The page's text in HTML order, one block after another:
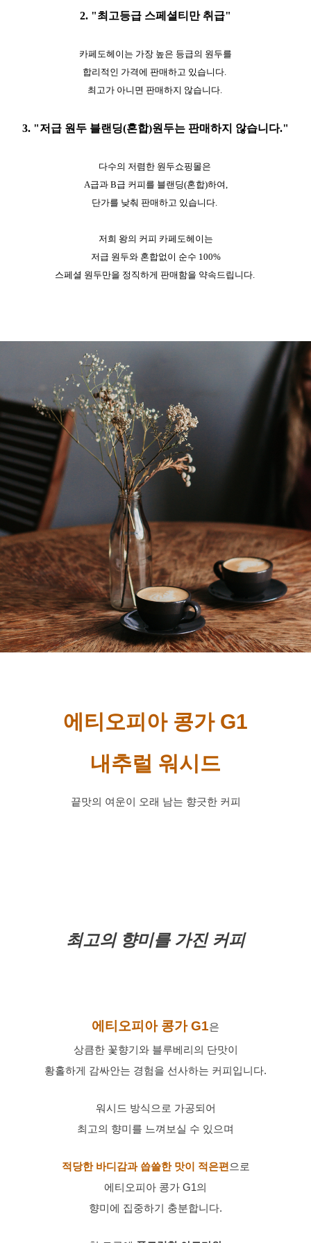
2. "최고등급 스페셜티만 취급"
카페도헤이는 가장 높은 등급의 원두를
합리적인 가격에 판매하고 있습니다.
최고가 아니면 판매하지 않습니다.
3. "저급 원두 블랜딩(혼합)원두는 판매하지 않습니다."
다수의 저렴한 원두쇼핑몰은
A급과 B급 커피를 블랜딩(혼합)하여,
단가를 낮춰 판매하고 있습니다.
저희 왕의 커피 카페도헤이는
저급 원두와 혼합없이 순수 100%
스페셜 원두만을 정직하게 판매함을 약속드립니다.
에티오피아 콩가 G1
내추럴 워시드
끝맛의 여운이 오래 남는 향긋한 커피
최고의 향미를 가진 커피
에티오피아 콩가 G1은
상큼한 꽃향기와 블루베리의 단맛이
황홀하게 감싸안는 경험을 선사하는 커피입니다.
워시드 방식으로 가공되어
최고의 향미를 느껴보실 수 있으며
적당한 바디감과 씁쓸한 맛이 적은편 으로
에티오피아 콩가 G1의
향미에 집중하기 충분합니다.